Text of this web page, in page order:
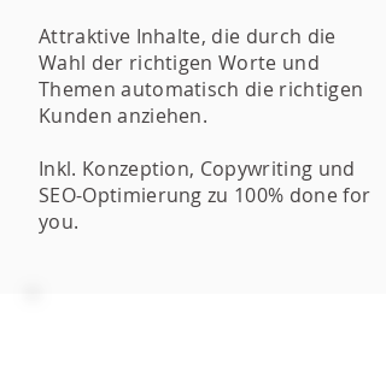
Attraktive Inhalte, die durch die
Wahl der richtigen Worte und
Themen automatisch die richtigen
Kunden anziehen.
Inkl. Konzeption, Copywriting und
SEO-Optimierung zu 100% done for
you.